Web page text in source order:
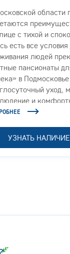
области
с тихой и
есть все
людей
пансионаты
в
уход,
и
УЗНАТЬ